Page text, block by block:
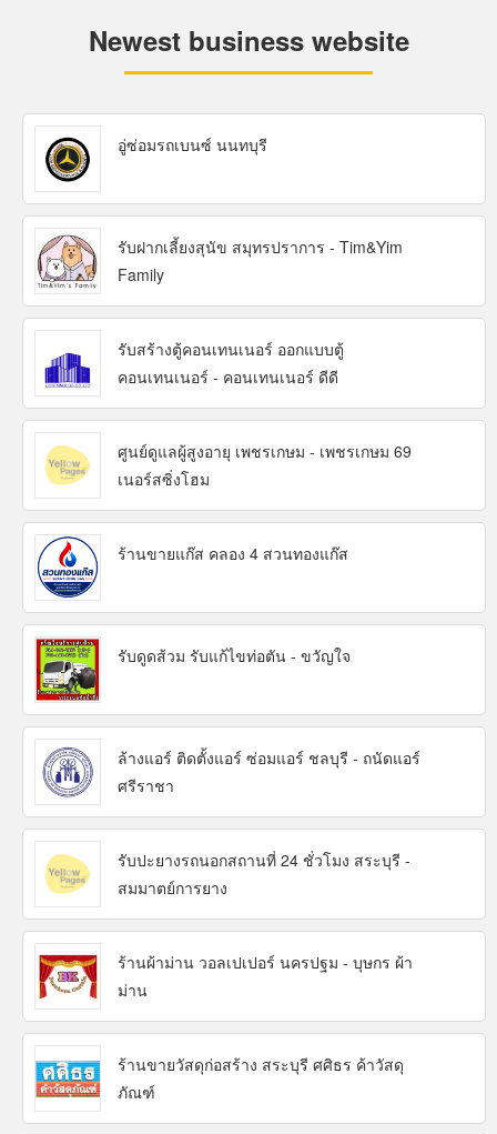
Newest business website
อู่ซ่อมรถเบนซ์ นนทบุรี
รับฝากเลี้ยงสุนัข สมุทรปราการ - Tim&Yim
Family
รับสร้างตู้คอนเทนเนอร์ ออกแบบตู้
คอนเทนเนอร์ - คอนเทนเนอร์ ดีดี
ศูนย์ดูแลผู้สูงอายุ เพชรเกษม - เพชรเกษม 69
เนอร์สซิ่งโฮม
ร้านขายแก๊ส คลอง 4 สวนทองแก๊ส
รับดูดส้วม รับแก้ไขท่อตัน - ขวัญใจ
ล้างแอร์ ติดตั้งแอร์ ซ่อมแอร์ ชลบุรี - ถนัดแอร์
ศรีราชา
รับปะยางรถนอกสถานที่ 24 ชั่วโมง สระบุรี -
สมมาตย์การยาง
ร้านผ้าม่าน วอลเปเปอร์ นครปฐม - บุษกร ผ้า
ม่าน
ร้านขายวัสดุก่อสร้าง สระบุรี ศศิธร ค้าวัสดุ
ภัณฑ์